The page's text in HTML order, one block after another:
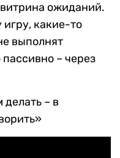
ожиданий.
игру, какие-то
выполнят
– через
делать – в